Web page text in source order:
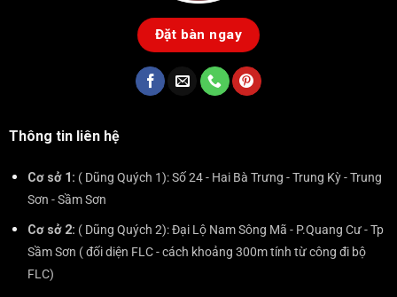
Đặt bàn ngay
Thông tin liên hệ
Cơ sở 1: ( Dũng Quých 1): Số 24 - Hai Bà Trưng - Trung Kỳ - Trung
Sơn - Sầm Sơn
Cơ sở 2: ( Dũng Quých 2): Đại Lộ Nam Sông Mã - P.Quang Cư - Tp
Sầm Sơn ( đối diện FLC - cách khoảng 300m tính từ công đi bộ
FLC)